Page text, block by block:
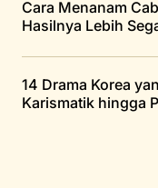
Cara Menanam
Hasilnya Lebih
14 Drama Korea
Karismatik hingga